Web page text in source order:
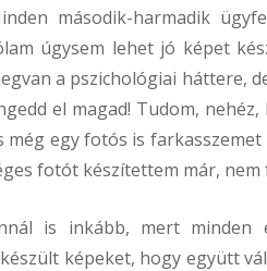
második-harmadik
úgysem lehet jó képet
a pszichológiai háttere,
el magad! Tudom,
még egy fotós is
fotót készítettem már, nem
is inkább, mert minden
képeket, hogy együtt